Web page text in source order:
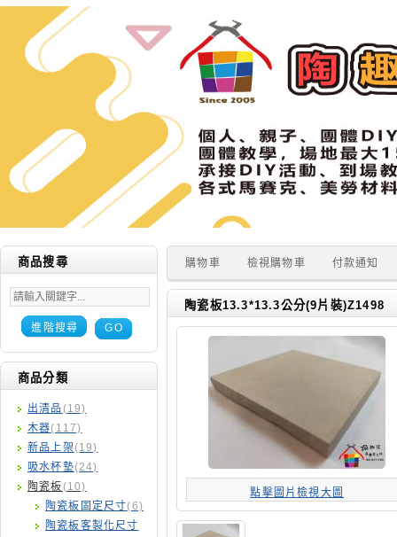
商品搜尋
進階搜尋 GO
商品分類
出清品 (19)
木器(117)
新品上架(19)
吸水杯墊(24)
陶瓷板 (10)
陶瓷板固定尺寸(6)
陶瓷板客製化尺寸
購物車 檢視購物車 付款通知
陶瓷板13.3*13.3公分(9片裝)Z1498
點擊圖片檢視大圖